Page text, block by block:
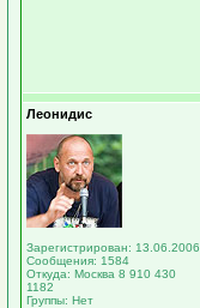
Леонидис
Зарегистрирован: 13.06.2006
Сообщения: 1584
Откуда: Москва 8 910 430
1182
Группы: Нет